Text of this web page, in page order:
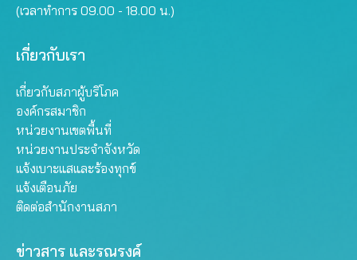
(เวลาทำการ 09.00 - 18.00 น.)
เกี่ยวกับเรา
เกี่ยวกับสภาผู้บริโภค
องค์กรสมาชิก
หน่วยงานเขตพื้นที่
หน่วยงานประจำจังหวัด
แจ้งเบาะแสและร้องทุกข์
แจ้งเตือนภัย
ติดต่อสำนักงานสภา
ข่าวสาร และรณรงค์